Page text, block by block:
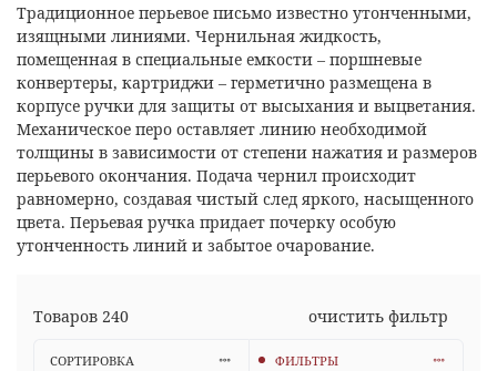
Традиционное перьевое письмо известно утонченными,
изящными линиями. Чернильная жидкость,
помещенная в специальные емкости – поршневые
конвертеры, картриджи – герметично размещена в
корпусе ручки для защиты от высыхания и выцветания.
Механическое перо оставляет линию необходимой
толщины в зависимости от степени нажатия и размеров
перьевого окончания. Подача чернил происходит
равномерно, создавая чистый след яркого, насыщенного
цвета. Перьевая ручка придает почерку особую
утонченность линий и забытое очарование.
Товаров 240 очистить фильтр
СОРТИРОВКА ФИЛЬТРЫ